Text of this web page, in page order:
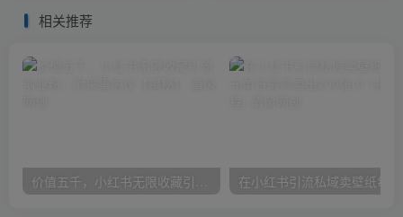
相关推荐
价值五千，小红书无限收藏引流创业粉，附采集协议【揭秘】